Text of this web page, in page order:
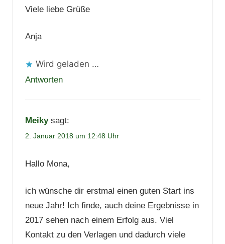
Viele liebe Grüße
Anja
Wird geladen …
Antworten
Meiky sagt:
2. Januar 2018 um 12:48 Uhr
Hallo Mona,
ich wünsche dir erstmal einen guten Start ins
neue Jahr! Ich finde, auch deine Ergebnisse in
2017 sehen nach einem Erfolg aus. Viel
Kontakt zu den Verlagen und dadurch viele